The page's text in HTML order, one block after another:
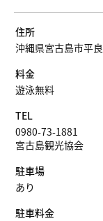
住所
沖縄県宮古島市平良
料金
遊泳無料
TEL
0980-73-1881
宮古島観光協会
駐車場
あり
駐車料金